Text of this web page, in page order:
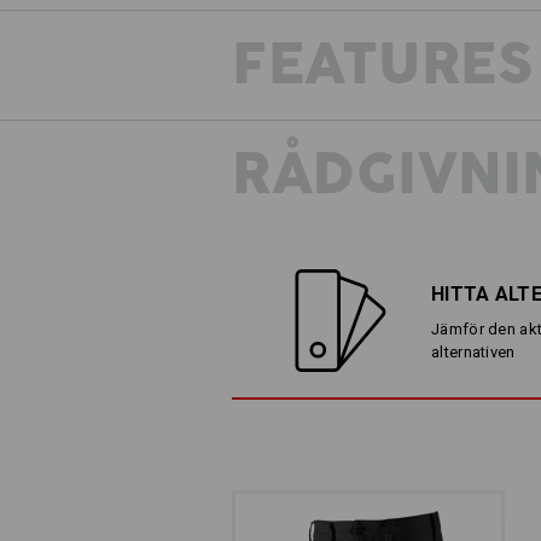
MINDRE ÄR MER
FEATURES
HITTA
Jämför den
alternativen